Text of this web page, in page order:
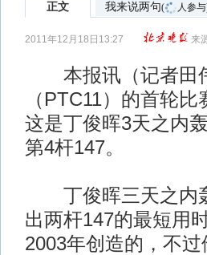
正文 我来说两句( 人参
2011年12月18日13:27 来
本报讯（记者田伟
（PTC11）的首轮
这是丁俊晖3天之内
第4杆147。
丁俊晖三天之内轰
出两杆147的最短用
2003年创造的，不